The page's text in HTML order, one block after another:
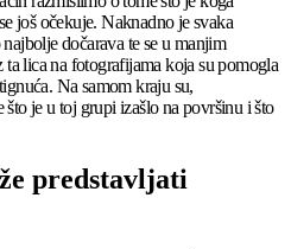
još očekuje. Naknadno je svaka
dočarava te se u manjim
lica na fotografijama koja su pomogla
Na samom kraju su,
što je u toj grupi izašlo na površinu i što
predstavljati